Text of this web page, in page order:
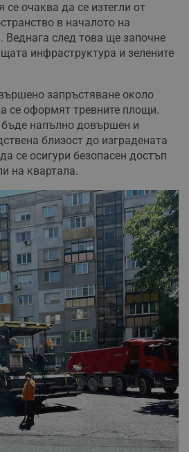
очаква да се изтегли от
в началото на
след това ще започне
инфраструктура и зелените
запръстяване около
се оформят тревните площи.
напълно довършен и
близост до изградената
се осигури безопасен достъп
на квартала.